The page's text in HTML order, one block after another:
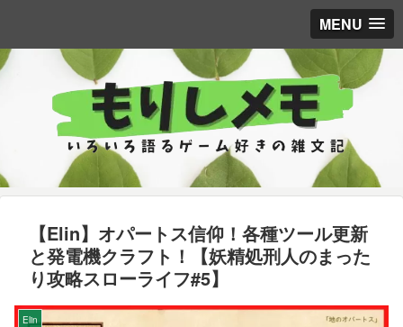
MENU
【Elin】オパートス信仰！各種ツール更新
と発電機クラフト！【妖精処刑人のまった
り攻略スローライフ#5】
Elin